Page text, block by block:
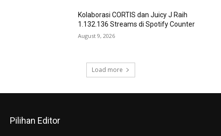
Kolaborasi CORTIS dan Juicy J Raih
1.132.136 Streams di Spotify Counter
August 9, 2026
Load more
Pilihan Editor